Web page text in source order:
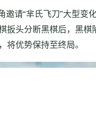
邀请“芈氏飞刀”大型
扳头分断黑棋后，黑
将优势保持至终局。